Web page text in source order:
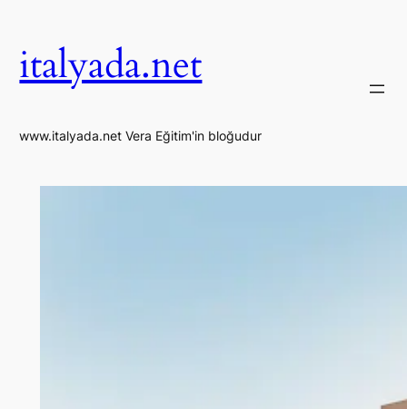
italyada.net
www.italyada.net Vera Eğitim'in bloğudur